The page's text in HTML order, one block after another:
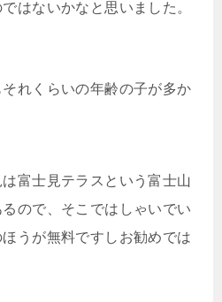
はないかなと思いました。
れくらいの年齢の子が多か
富士見テラスという富士山
ので、そこではしゃいでい
うが無料ですしお勧めでは